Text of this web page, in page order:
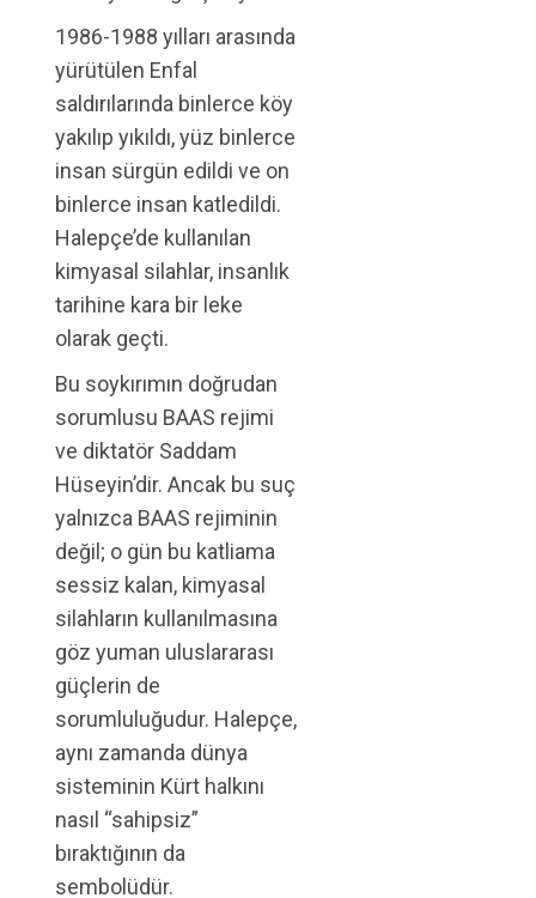
1986-1988 yılları arasında
yürütülen Enfal
saldırılarında binlerce köy
yakılıp yıkıldı, yüz binlerce
insan sürgün edildi ve on
binlerce insan katledildi.
Halepçe’de kullanılan
kimyasal silahlar, insanlık
tarihine kara bir leke
olarak geçti.
Bu soykırımın doğrudan
sorumlusu BAAS rejimi
ve diktatör Saddam
Hüseyin’dir. Ancak bu suç
yalnızca BAAS rejiminin
değil; o gün bu katliama
sessiz kalan, kimyasal
silahların kullanılmasına
göz yuman uluslararası
güçlerin de
sorumluluğudur. Halepçe,
aynı zamanda dünya
sisteminin Kürt halkını
nasıl “sahipsiz”
bıraktığının da
sembolüdür.